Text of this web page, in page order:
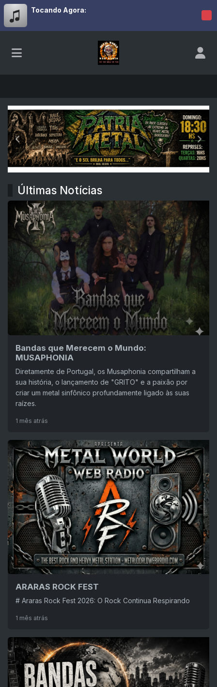
Tocando Agora:
METAL WORLD WEB RADIO
Anterior
Últimas Notícias
Bandas que Merecem o Mundo:
MUSAPHONIA
Diretamente de Portugal, os Musaphonia compartilham a
sua história, o lançamento de "GRITO" e a paixão por
criar um metal sinfônico profundamente ligado às suas
raízes.
1 mês atrás
ARARAS ROCK FEST
# Araras Rock Fest 2026: O Rock Continua Respirando
1 mês atrás